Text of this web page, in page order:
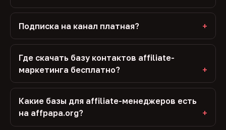
Подписка на канал платная?
Где скачать базу контактов affiliate-
маркетинга бесплатно?
Какие базы для affiliate-менеджеров есть
на affpapa.org?